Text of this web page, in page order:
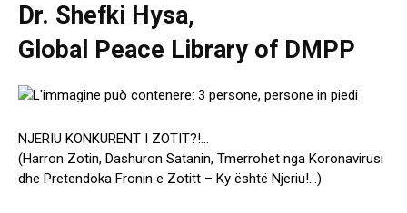
Dr. Shefki Hysa,
Global Peace Library of DMPP
NJERIU KONKURENT I ZOTIT?!…
(Harron Zotin, Dashuron Satanin, Tmerrohet nga Koronavirusi
dhe Pretendoka Fronin e Zotitt – Ky është Njeriu!…)